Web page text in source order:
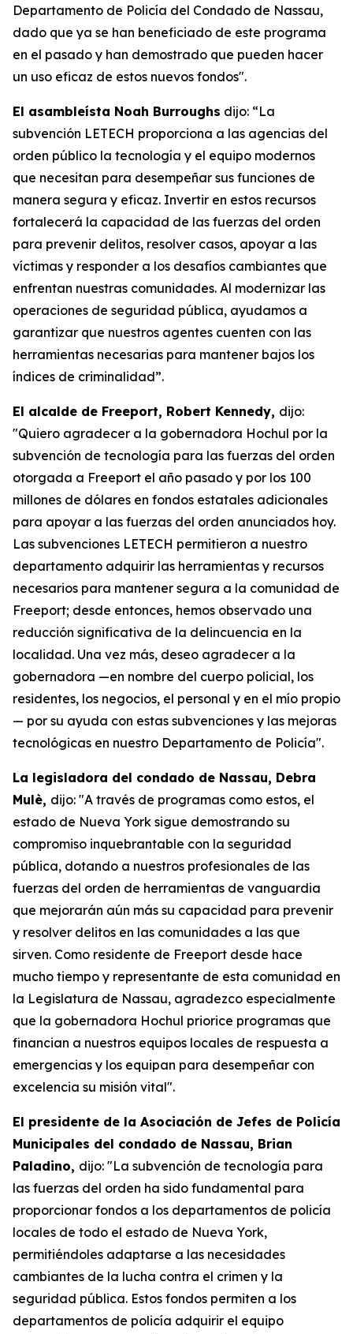
Departamento de Policía del Condado de Nassau,
dado que ya se han beneficiado de este programa
en el pasado y han demostrado que pueden hacer
un uso eficaz de estos nuevos fondos".
El asambleísta Noah Burroughs dijo: “La
subvención LETECH proporciona a las agencias del
orden público la tecnología y el equipo modernos
que necesitan para desempeñar sus funciones de
manera segura y eficaz. Invertir en estos recursos
fortalecerá la capacidad de las fuerzas del orden
para prevenir delitos, resolver casos, apoyar a las
víctimas y responder a los desafíos cambiantes que
enfrentan nuestras comunidades. Al modernizar las
operaciones de seguridad pública, ayudamos a
garantizar que nuestros agentes cuenten con las
herramientas necesarias para mantener bajos los
índices de criminalidad”.
El alcalde de Freeport, Robert Kennedy, dijo:
"Quiero agradecer a la gobernadora Hochul por la
subvención de tecnología para las fuerzas del orden
otorgada a Freeport el año pasado y por los 100
millones de dólares en fondos estatales adicionales
para apoyar a las fuerzas del orden anunciados hoy.
Las subvenciones LETECH permitieron a nuestro
departamento adquirir las herramientas y recursos
necesarios para mantener segura a la comunidad de
Freeport; desde entonces, hemos observado una
reducción significativa de la delincuencia en la
localidad. Una vez más, deseo agradecer a la
gobernadora —en nombre del cuerpo policial, los
residentes, los negocios, el personal y en el mío propio
— por su ayuda con estas subvenciones y las mejoras
tecnológicas en nuestro Departamento de Policía".
La legisladora del condado de Nassau, Debra
Mulè, dijo: "A través de programas como estos, el
estado de Nueva York sigue demostrando su
compromiso inquebrantable con la seguridad
pública, dotando a nuestros profesionales de las
fuerzas del orden de herramientas de vanguardia
que mejorarán aún más su capacidad para prevenir
y resolver delitos en las comunidades a las que
sirven. Como residente de Freeport desde hace
mucho tiempo y representante de esta comunidad en
la Legislatura de Nassau, agradezco especialmente
que la gobernadora Hochul priorice programas que
financian a nuestros equipos locales de respuesta a
emergencias y los equipan para desempeñar con
excelencia su misión vital".
El presidente de la Asociación de Jefes de Policía
Municipales del condado de Nassau, Brian
Paladino, dijo: "La subvención de tecnología para
las fuerzas del orden ha sido fundamental para
proporcionar fondos a los departamentos de policía
locales de todo el estado de Nueva York,
permitiéndoles adaptarse a las necesidades
cambiantes de la lucha contra el crimen y la
seguridad pública. Estos fondos permiten a los
departamentos de policía adquirir el equipo